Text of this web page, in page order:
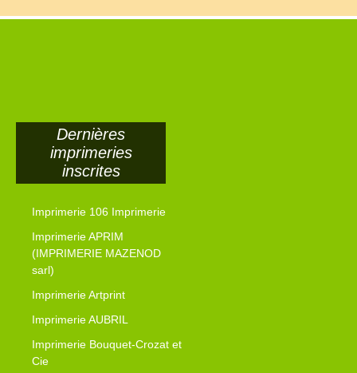
Dernières
imprimeries
inscrites
Imprimerie 106 Imprimerie
Imprimerie APRIM
(IMPRIMERIE MAZENOD
sarl)
Imprimerie Artprint
Imprimerie AUBRIL
Imprimerie Bouquet-Crozat et
Cie